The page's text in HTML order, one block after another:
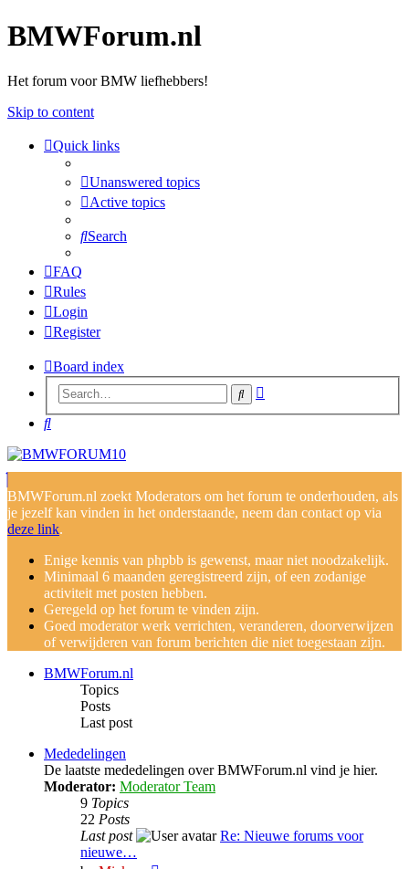
BMWForum.nl
Het forum voor BMW liefhebbers!
Skip to content
Quick links
Unanswered topics
Active topics
Search
FAQ
Rules
Login
Register
Board index
Search
Search
BMWForum.nl zoekt Moderators om het forum te onderhouden, als
je jezelf kan vinden in het onderstaande, neem dan contact op via
deze link.
Enige kennis van phpbb is gewenst, maar niet noodzakelijk.
Minimaal 6 maanden geregistreerd zijn, of een zodanige
activiteit met posten hebben.
Geregeld op het forum te vinden zijn.
Goed moderator werk verrichten, veranderen, doorverwijzen
of verwijderen van forum berichten die niet toegestaan zijn.
BMWForum.nl
Topics
Posts
Last post
Mededelingen
De laatste mededelingen over BMWForum.nl vind je hier.
Moderator: Moderator Team
9 Topics
22 Posts
Last post
Re: Nieuwe forums voor
nieuwe…